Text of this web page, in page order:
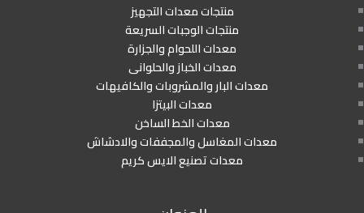
منتجات معدات التجهيز
منتجات الوجبات السريعة
معدات اللحوام والجزارة
معدات الخباز والحلوانى
معدات البار والمشروبات والكافيهات
معدات البيتزا
معدات الخط الساخن
معدات المغاسل والمجففات والادشاش
معدات تصنيع الايس كريم